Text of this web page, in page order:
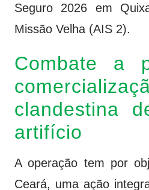
Seguro 2026 em
Missão Velha (AIS 2).
Combate a
clandestina
artifício
A operação tem por
Ceará, uma ação